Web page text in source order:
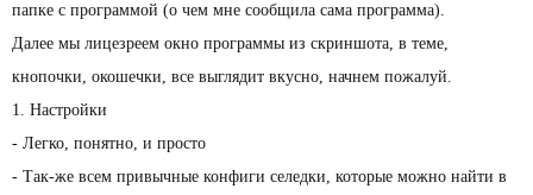
папке с программой (о чем мне сообщила сама программа).
Далее мы лицезреем окно программы из скриншота, в теме,
кнопочки, окошечки, все выглядит вкусно, начнем пожалуй.
1. Настройки
- Легко, понятно, и просто
- Так-же всем привычные конфиги селедки, которые можно найти в